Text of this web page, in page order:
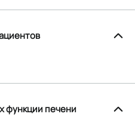
функции печени